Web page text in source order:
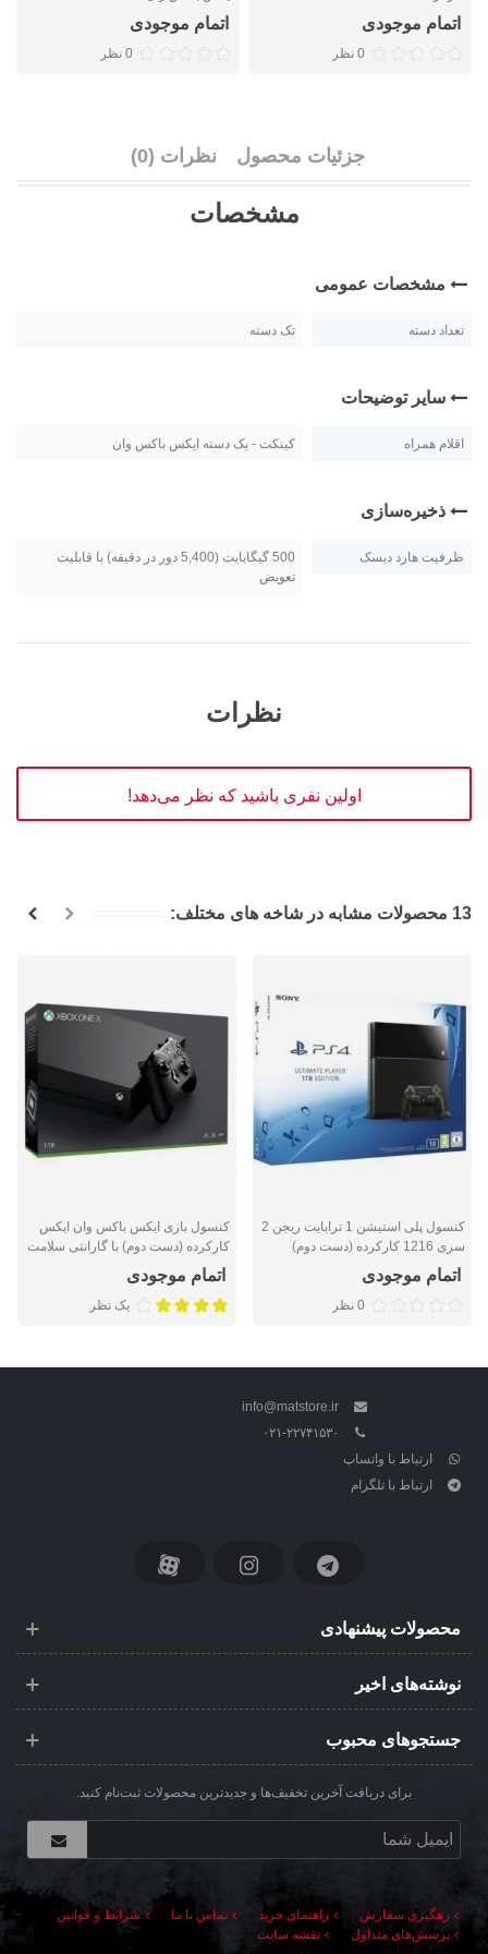
اتمام موجودی
0 نظر
اتمام موجودی
0 نظر
جزئیات محصول نظرات (0)
مشخصات
مشخصات عمومی
تعداد دسته تک دسته
سایر توضیحات
اقلام همراه کینکت - یک دسته ایکس باکس وان
ذخیره‌سازی
ظرفیت هارد دیسک
500 گیگابایت (5,400 دور در دقیقه) با قابلیت
تعویض
نظرات
اولین نفری باشید که نظر می‌دهد!
13 محصولات مشابه در شاخه های مختلف:
کنسول پلی استیشن 1 ترابایت ریجن 2
سری 1216 کارکرده (دست دوم)
اتمام موجودی
0 نظر
کنسول بازی ایکس باکس وان ایکس
کارکرده (دست دوم) با گارانتی سلامت
محصول
اتمام موجودی
یک نظر
info@matstore.ir
۰۲۱-۲۲۷۴۱۵۳۰
ارتباط با واتساپ
ارتباط با تلگرام
محصولات پیشنهادی
نوشته‌های اخیر
جستجوهای محبوب
برای دریافت آخرین تخفیف‌ها و جدیدترین محصولات ثبت‌نام کنید.
رهگیری سفارش راهنمای خرید تماس با ما
شرایط و قوانین
پرسش‌های متداول
نقشه سایت